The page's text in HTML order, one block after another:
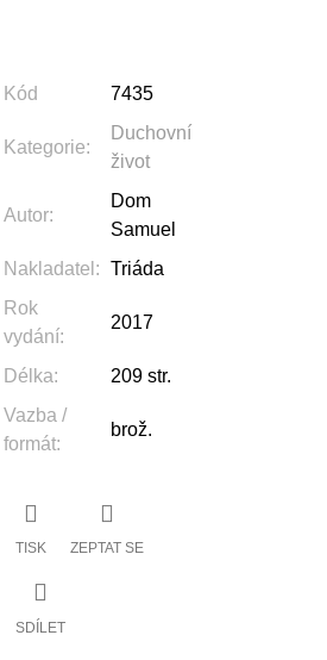
Kód 7435
Kategorie:
Duchovní
život
Autor:
Dom
Samuel
Nakladatel : Triáda
Rok
vydání:
2017
Délka:
209 str.
Vazba /
formát:
brož.
TISK ZEPTAT SE
SDÍLET